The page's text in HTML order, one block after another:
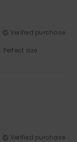
Verified purchase
: Perfect size
Verified purchase